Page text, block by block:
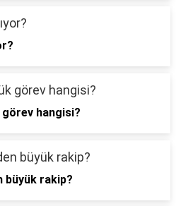
hangisi?
büyük rakip?